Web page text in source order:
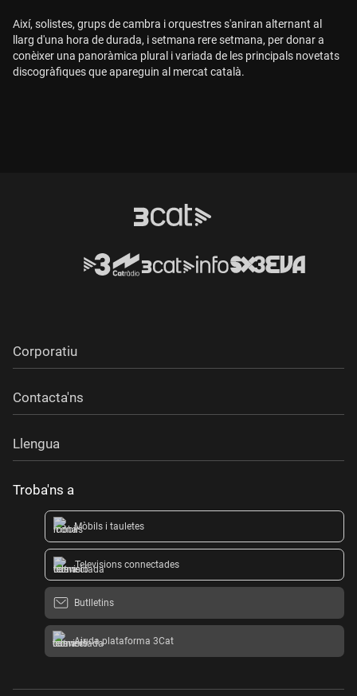
Així, solistes, grups de cambra i orquestres s'aniran alternant al
llarg d'una hora de durada, i setmana rere setmana, per donar a
conèixer una panoràmica plural i variada de les principals novetats
discogràfiques que apareguin al mercat català.
Corporatiu
Contacta'ns
Llengua
Troba'ns a
Mòbils i tauletes
Televisions connectades
Butlletins
Ajuda plataforma 3Cat